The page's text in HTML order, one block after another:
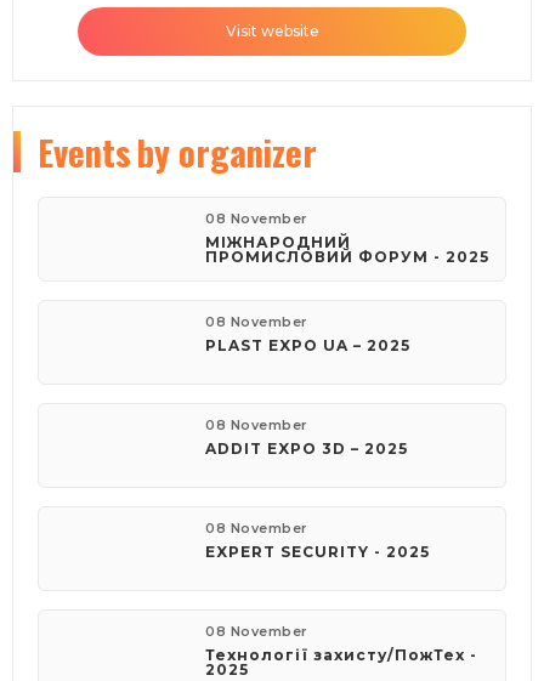
Visit website
Eventsby organizer
08 November
МІЖНАРОДНИЙ
ПРОМИСЛОВИЙ ФОРУМ - 2025
08 November
PLAST EXPO UA – 2025
08 November
ADDIT EXPO 3D – 2025
08 November
EXPERT SECURITY - 2025
08 November
Технології захисту/ПожТех -
2025